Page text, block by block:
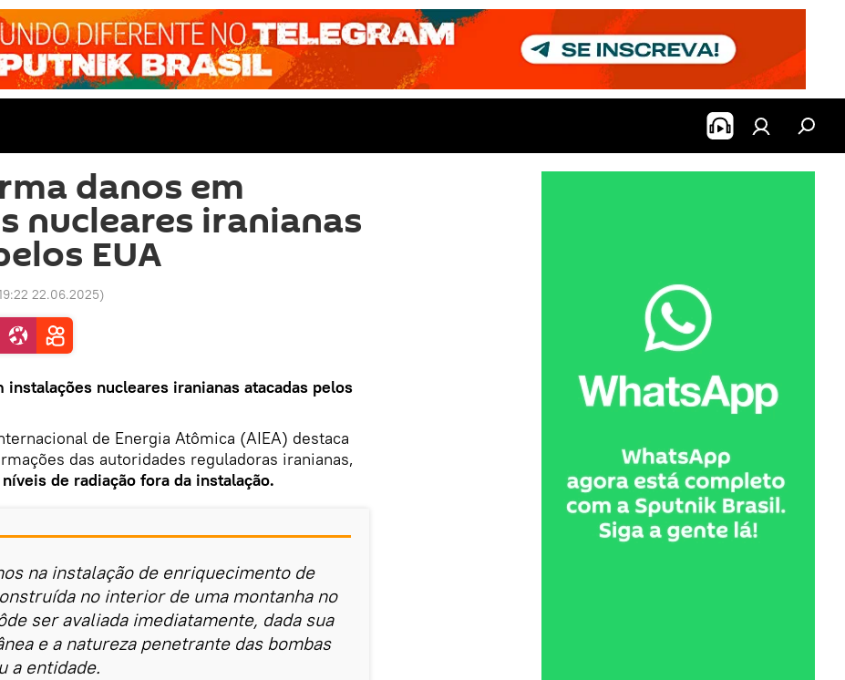
danos em
nucleares iranianas
EUA
22.06.2025)
instalações nucleares iranianas atacadas pelos
de Energia Atômica (AIEA) destaca
das autoridades reguladoras iranianas,
de radiação fora da instalação.
na instalação de enriquecimento de
no interior de uma montanha no
ser avaliada imediatamente, dada sua
e a natureza penetrante das bombas
a entidade.